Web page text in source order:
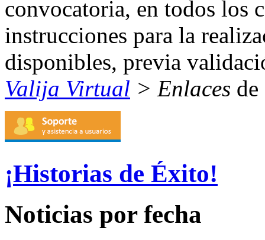
convocatoria, en todos los
instrucciones para la
disponibles, previa
Valija Virtual > Enlaces
¡Historias de Éxito!
Noticias por fecha